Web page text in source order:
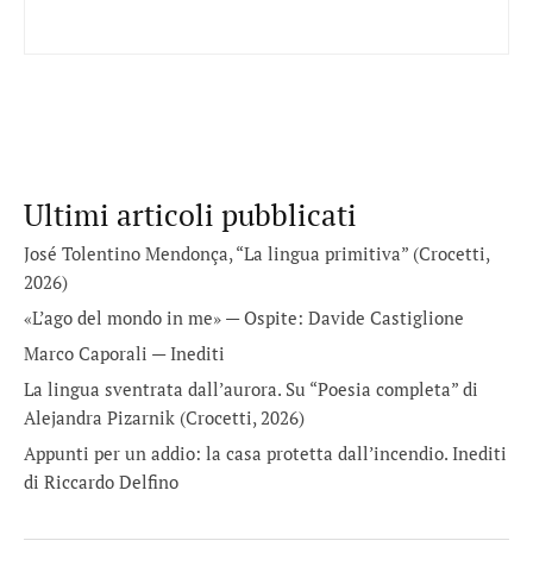
Ultimi articoli pubblicati
José Tolentino Mendonça, “La lingua primitiva” (Crocetti,
2026)
«L’ago del mondo in me» — Ospite: Davide Castiglione
Marco Caporali — Inediti
La lingua sventrata dall’aurora. Su “Poesia completa” di
Alejandra Pizarnik (Crocetti, 2026)
Appunti per un addio: la casa protetta dall’incendio. Inediti
di Riccardo Delfino